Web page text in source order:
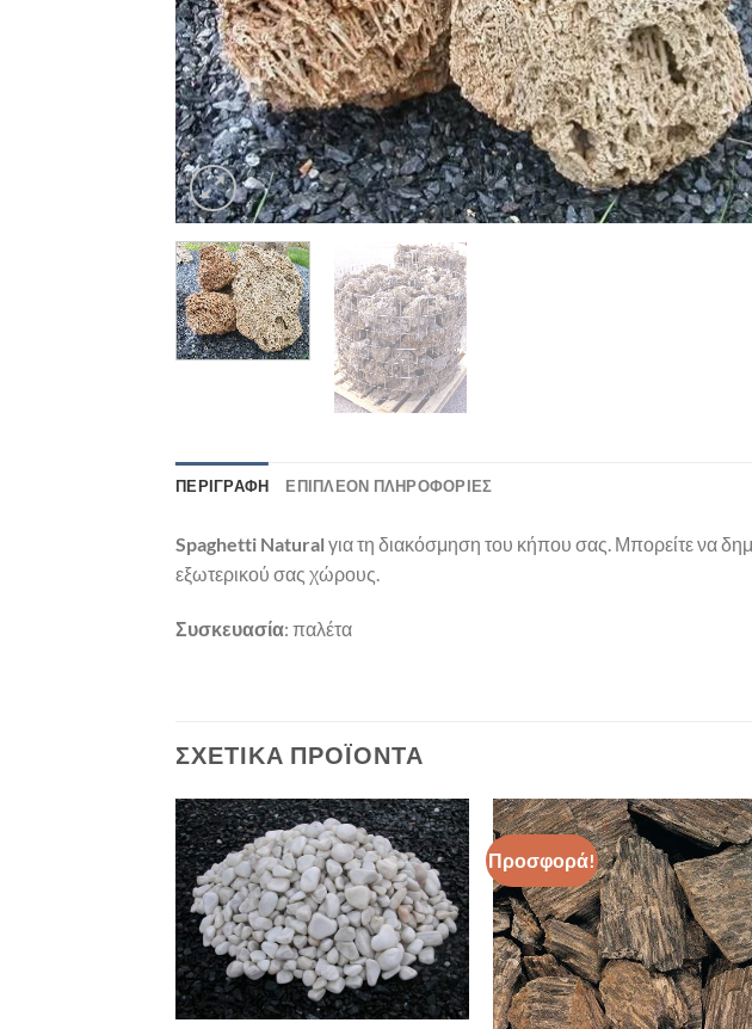
ΠΕΡΙΓΡΑΦΉ ΕΠΙΠΛΈΟΝ ΠΛΗΡΟΦΟΡΊΕΣ
Spaghetti Natural για τη διακόσμηση του κήπου σας. Μπορείτε να
εξωτερικού σας χώρους.
Συσκευασία: παλέτα
ΣΧΕΤΙΚΆ ΠΡΟΪΌΝΤΑ
Πρόσθήκη
στην λίστα
επιθυμιών
Προσφορά!
στην